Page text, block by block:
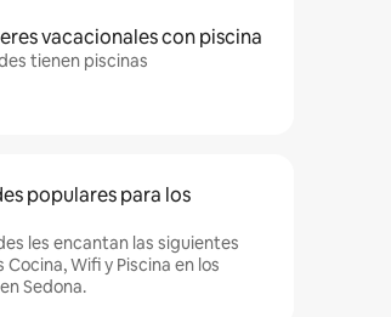
vacacionales con piscina
tienen piscinas
populares para los
les encantan las siguientes
Wifi y Piscina en los
Sedona.